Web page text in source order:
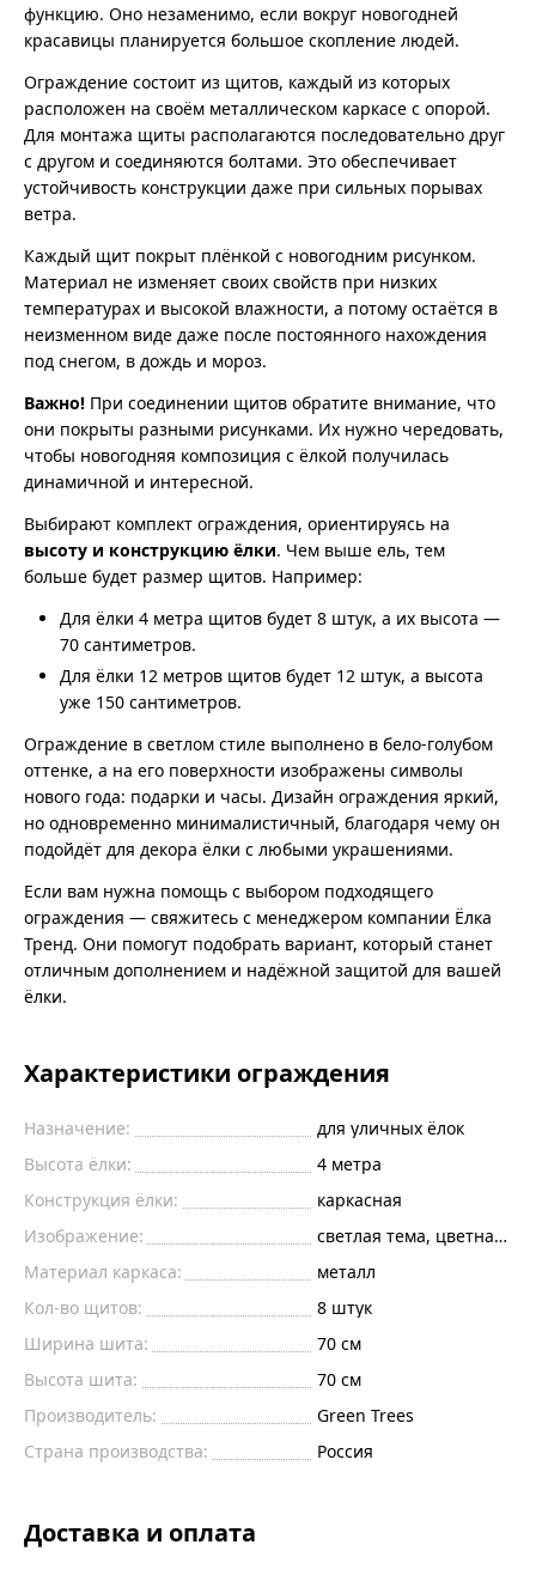
функцию. Оно незаменимо, если вокруг новогодней
красавицы планируется большое скопление людей.
Ограждение состоит из щитов, каждый из которых
расположен на своём металлическом каркасе с опорой.
Для монтажа щиты располагаются последовательно друг
с другом и соединяются болтами. Это обеспечивает
устойчивость конструкции даже при сильных порывах
ветра.
Каждый щит покрыт плёнкой с новогодним рисунком.
Материал не изменяет своих свойств при низких
температурах и высокой влажности, а потому остаётся в
неизменном виде даже после постоянного нахождения
под снегом, в дождь и мороз.
Важно! При соединении щитов обратите внимание, что
они покрыты разными рисунками. Их нужно чередовать,
чтобы новогодняя композиция с ёлкой получилась
динамичной и интересной.
Выбирают комплект ограждения, ориентируясь на
высоту и конструкцию ёлки. Чем выше ель, тем
больше будет размер щитов. Например:
Для ёлки 4 метра щитов будет 8 штук, а их высота —
70 сантиметров.
Для ёлки 12 метров щитов будет 12 штук, а высота
уже 150 сантиметров.
Ограждение в светлом стиле выполнено в бело-голубом
оттенке, а на его поверхности изображены символы
нового года: подарки и часы. Дизайн ограждения яркий,
но одновременно минималистичный, благодаря чему он
подойдёт для декора ёлки с любыми украшениями.
Если вам нужна помощь с выбором подходящего
ограждения — свяжитесь с менеджером компании Ёлка
Тренд. Они помогут подобрать вариант, который станет
отличным дополнением и надёжной защитой для вашей
ёлки.
Характеристики ограждения
Назначение:
для уличных ёлок
Высота ёлки:
4 метра
Конструкция ёлки:
каркасная
Изображение:
светлая тема, цветная
Материал каркаса:
металл
Кол-во щитов:
8 штук
Ширина шита:
70 см
Высота шита:
70 см
Производитель:
Green Trees
Страна производства:
Россия
Доставка и оплата